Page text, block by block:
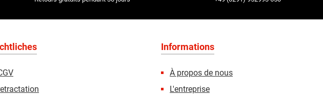
Informations
À propos de nous
L'entreprise